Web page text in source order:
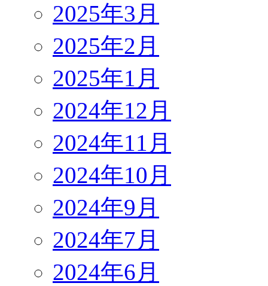
2025年3月
2025年2月
2025年1月
2024年12月
2024年11月
2024年10月
2024年9月
2024年7月
2024年6月